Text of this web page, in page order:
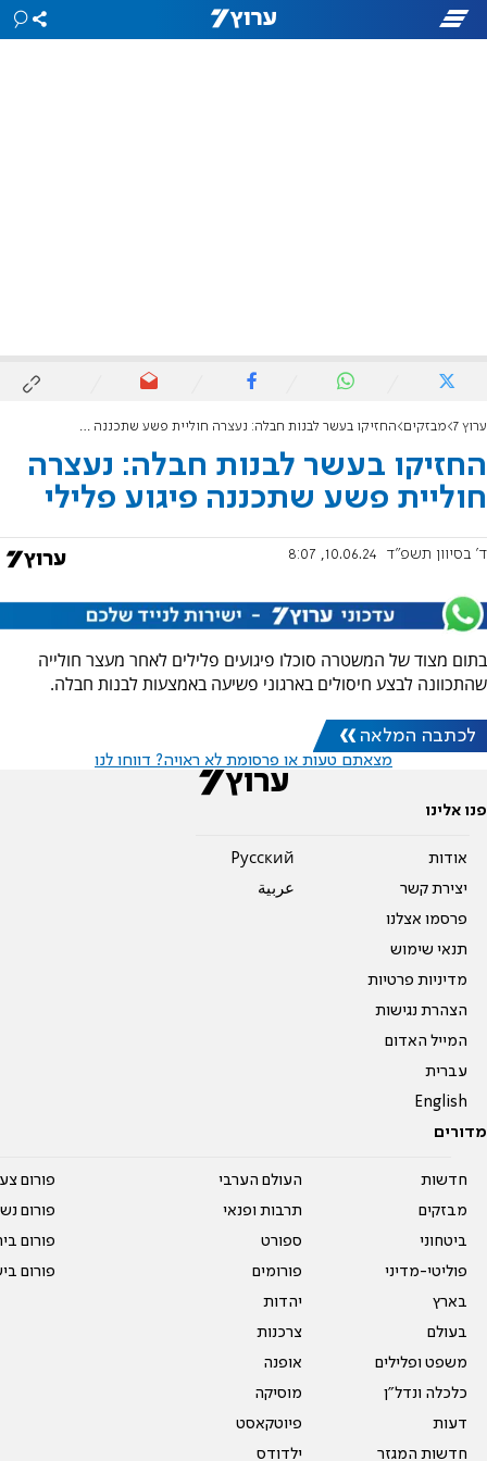
ערוץ 7 מבזקים החזיקו בעשר לבנות חבלה: נעצרה חוליית פשע שתכננה פיגוע פלילי
החזיקו בעשר לבנות חבלה: נעצרה
חוליית פשע שתכננה פיגוע פלילי
ד' בסיוון תשפ"ד 10.06.24, 8:07
בתום מצוד של המשטרה סוכלו פיגועים פלילים לאחר מעצר חולייה
שהתכוונה לבצע חיסולים בארגוני פשיעה באמצעות לבנות חבלה.
לכתבה המלאה
מצאתם טעות או פרסומת לא ראויה? דווחו לנו
פנו אלינו
אודות
יצירת קשר
פרסמו אצלנו
תנאי שימוש
מדיניות פרטיות
הצהרת נגישות
המייל האדום
עברית
English
Pусский
عربية
מדורים
חדשות
מבזקים
ביטחוני
פוליטי-מדיני
בארץ
בעולם
משפט ופלילים
כלכלה ונדל"ן
דעות
חדשות המגזר
העולם הערבי
תרבות ופנאי
ספורט
פורומים
יהדות
צרכנות
אופנה
מוסיקה
פיוטקאסט
ילדודס
פורום
פורום
פורום
פורום